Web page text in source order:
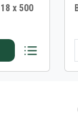
x 500